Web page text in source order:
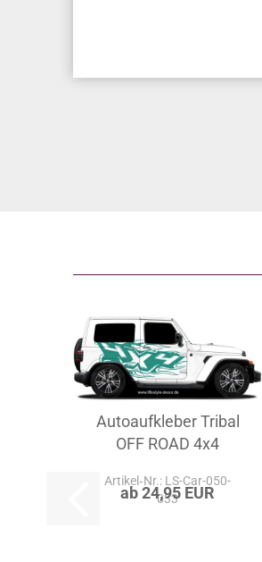
Autoaufkleber Tribal
OFF ROAD 4x4
Artikel‑Nr.: LS-Car-050-
033
ab 24,95 EUR